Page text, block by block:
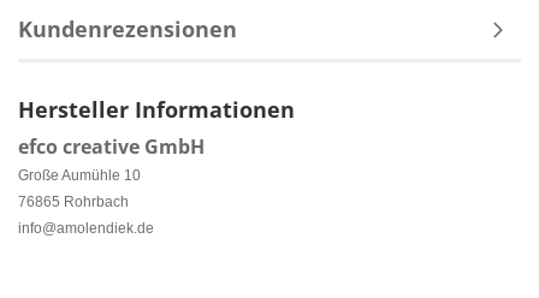
Kundenrezensionen
Hersteller Informationen
efco creative GmbH
Große Aumühle 10
76865 Rohrbach
info@amolendiek.de